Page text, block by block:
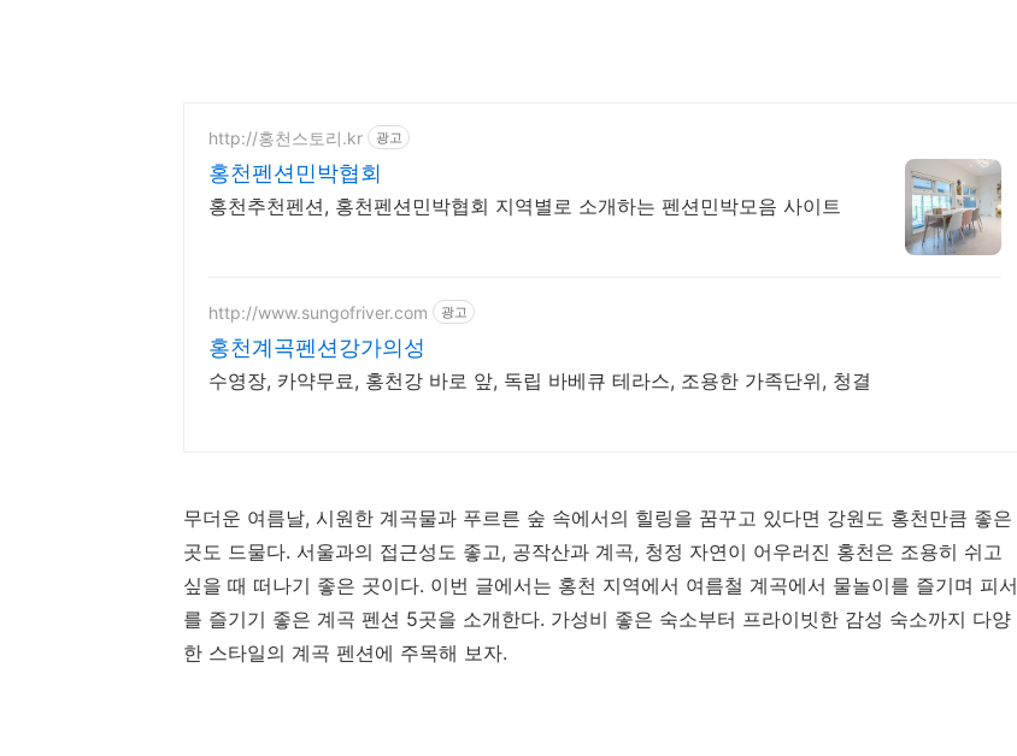
http://홍천스토리.kr 광고
홍천펜션민박협회
홍천추천펜션, 홍천펜션민박협회 지역별로 소개하는 펜션민박모음 사이트
http://www.sungofriver.com 광고
홍천계곡펜션강가의성
수영장, 카약무료, 홍천강 바로 앞, 독립 바베큐 테라스, 조용한 가족단위, 청결
무더운 여름날, 시원한 계곡물과 푸르른 숲 속에서의 힐링을 꿈꾸고 있다면 강원도 홍천만큼 좋은
곳도 드물다. 서울과의 접근성도 좋고, 공작산과 계곡, 청정 자연이 어우러진 홍천은 조용히 쉬고
싶을 때 떠나기 좋은 곳이다. 이번 글에서는 홍천 지역에서 여름철 계곡에서 물놀이를 즐기며 피서
를 즐기기 좋은 계곡 펜션 5곳을 소개한다. 가성비 좋은 숙소부터 프라이빗한 감성 숙소까지 다양
한 스타일의 계곡 펜션에 주목해 보자.